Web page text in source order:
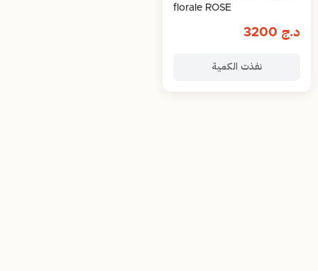
florale ROSE
د.ج
نفذت الكمية